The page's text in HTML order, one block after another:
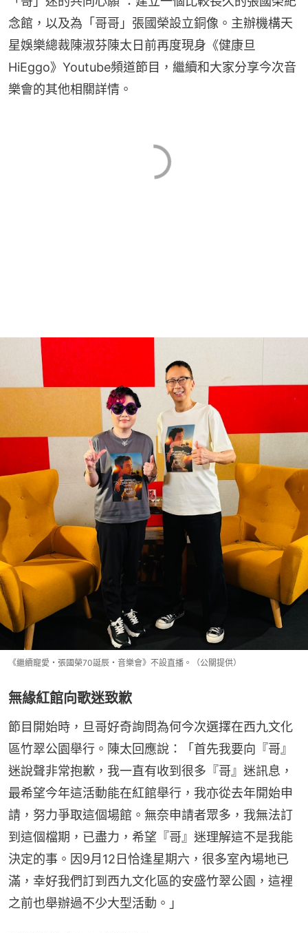
念館，以及為「哥哥」張國榮設立銅像。主辦機構天
星娛樂總裁陳淑芬陳太日前再度現身《健康旦
HiEggo》Youtube頻道節目，繼續和大家分享今次音
樂會的其他相關詳情。
《繼續寵愛・張國榮70誕辰・音樂會》不設直播。（公關提供）
無緣紅館向歌迷致歉
節目開始時，旦哥好奇詢問為何今次選擇在西九文化
區竹翠公園舉行。陳太回應說：「首先我要向『哥』
迷說聲非常抱歉，我一直有收到很多『哥』迷訊息，
最希望今年這活動能在紅館舉行，我亦從去年開始申
請，努力爭取這個場館。無奈申請者眾多，我無法訂
到這個檔期，已盡力，希望『哥』迷理解這不是我能
決定的事。因9月12日恰逢星期六，很多室內場地已
滿，幸好我們訂到西九文化區的安盛竹翠公園，這裡
之前也舉辦過不少大型活動。」